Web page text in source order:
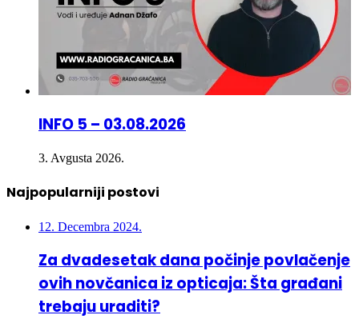
INFO 5 – 03.08.2026
3. Avgusta 2026.
Najpopularniji postovi
12. Decembra 2024.
Za dvadesetak dana počinje povlačenje
ovih novčanica iz opticaja: Šta građani
trebaju uraditi?